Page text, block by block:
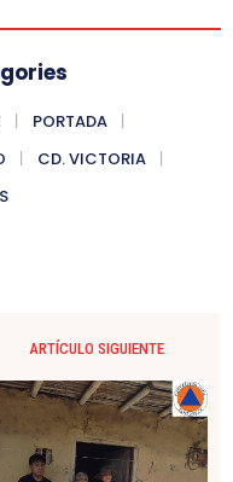
PORTADA
CD. VICTORIA
ARTÍCULO SIGUIENTE